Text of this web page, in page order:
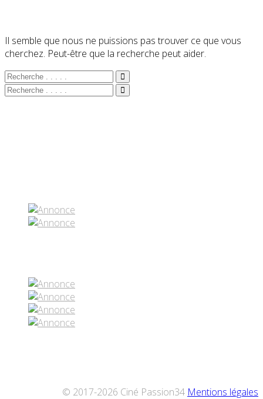
Il semble que nous ne puissions pas trouver ce que vous
cherchez. Peut-être que la recherche peut aider.
© 2017-2026 Ciné Passion34 Mentions légales